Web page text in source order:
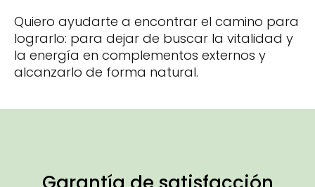
Quiero ayudarte a encontrar el camino para
lograrlo: para dejar de buscar la vitalidad y
la energía en complementos externos y
alcanzarlo de forma natural.